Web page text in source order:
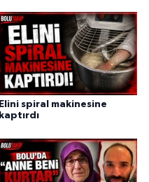
Elini spiral makinesine
kaptırdı